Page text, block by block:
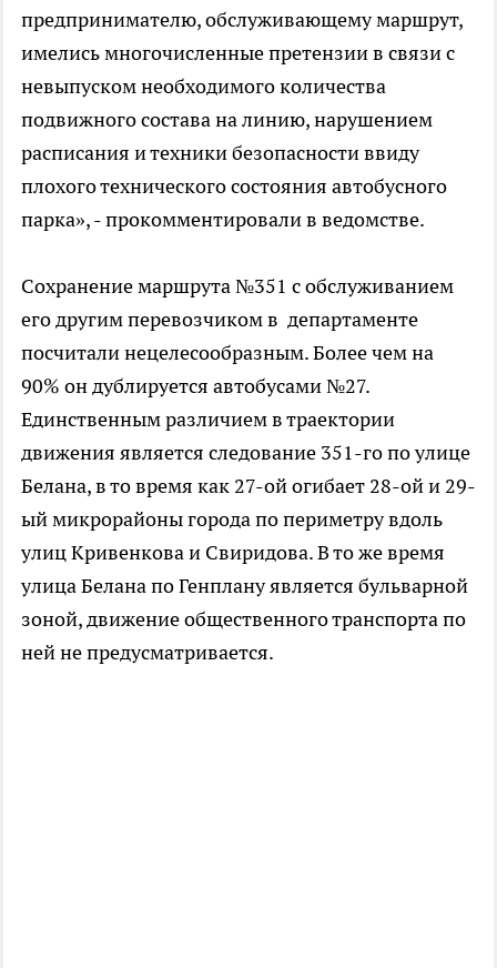
предпринимателю, обслуживающему маршрут,
имелись многочисленные претензии в связи с
невыпуском необходимого количества
подвижного состава на линию, нарушением
расписания и техники безопасности ввиду
плохого технического состояния автобусного
парка», - прокомментировали в ведомстве.
Сохранение маршрута №351 с обслуживанием
его другим перевозчиком в департаменте
посчитали нецелесообразным. Более чем на
90% он дублируется автобусами №27.
Единственным различием в траектории
движения является следование 351-го по улице
Белана, в то время как 27-ой огибает 28-ой и 29-
ый микрорайоны города по периметру вдоль
улиц Кривенкова и Свиридова. В то же время
улица Белана по Генплану является бульварной
зоной, движение общественного транспорта по
ней не предусматривается.